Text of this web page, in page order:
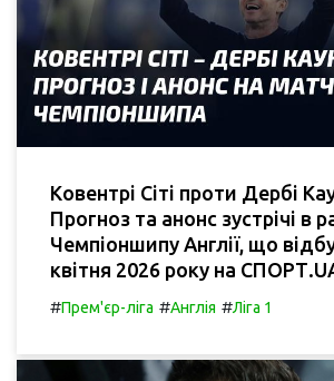
Ковентрі Сіті проти Дербі
Прогноз та анонс зустрічі в
Чемпіоншипу Англії, що
квітня 2026 року на
#Прем'єр-ліга #Англія #Ліга 1